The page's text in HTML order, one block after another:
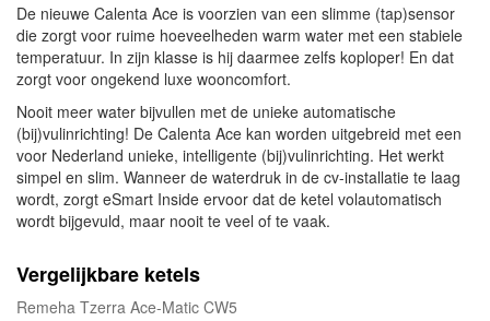
De nieuwe Calenta Ace is voorzien van een slimme (tap)sensor
die zorgt voor ruime hoeveelheden warm water met een stabiele
temperatuur. In zijn klasse is hij daarmee zelfs koploper! En dat
zorgt voor ongekend luxe wooncomfort.
Nooit meer water bijvullen met de unieke automatische
(bij)vulinrichting! De Calenta Ace kan worden uitgebreid met een
voor Nederland unieke, intelligente (bij)vul­inrich­ting. Het werkt
simpel en slim. Wanneer de waterdruk in de cv-installatie te laag
wordt, zorgt eSmart Inside ervoor dat de ketel volautomatisch
wordt bijgevuld, maar nooit te veel of te vaak.
Vergelijkbare ketels
Remeha Tzerra Ace-Matic CW5